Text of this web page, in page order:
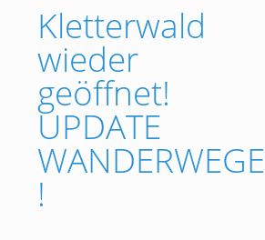
Kletterwald
wieder
geöffnet!
UPDATE
WANDERWEGE
!